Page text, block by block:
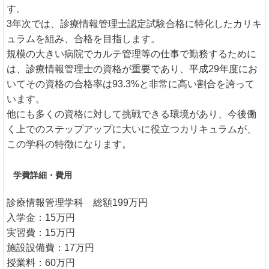
す。
3年次では、診療情報管理士認定試験合格に特化したカリキ
ュラムを組み、合格を目指します。
規模の大きい病院でカルテ管理等の仕事で勤務するために
は、診療情報管理士の資格が重要であり、平成29年度にお
いてその資格の合格率は93.3%と非常に高い割合を誇って
います。
他にも多くの資格に対して挑戦できる環境があり、今後働
く上でのステップアップに大いに役立つカリキュラムが、
この学科の特徴になります。
学費詳細・費用
診療情報管理学科 総額199万円
入学金：15万円
実習費：15万円
施設設備費：17万円
授業料：60万円